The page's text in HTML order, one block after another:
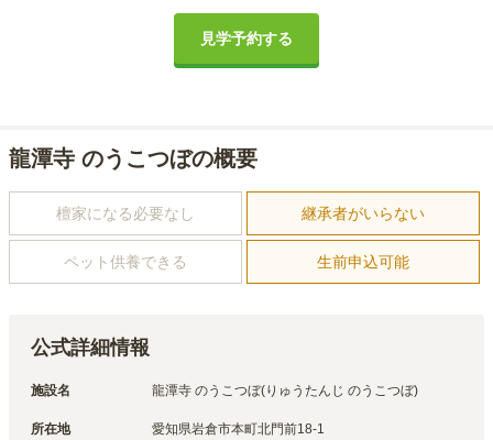
見学予約する
龍潭寺 のうこつぼの概要
檀家になる必要なし 継承者がいらない
ペット供養できる 生前申込可能
公式詳細情報
施設名 龍潭寺 のうこつぼ(りゅうたんじ のうこつぼ)
所在地 愛知県岩倉市本町北門前18-1